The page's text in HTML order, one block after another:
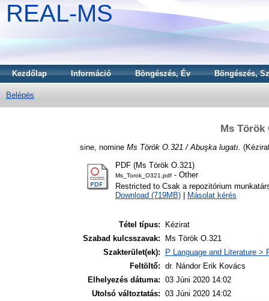
REAL-MS
Kezdőlap Információ Böngészés, Év Böngészés,
Belépés
Ms Török
sine, nomine Ms Török O.321 / Abuşka lugatı.
PDF (Ms Török O.321)
Ms_Torok_O321.pdf - Other
Restricted to Csak a repozitórium
Download (719MB)
Másolat kérés
Tétel típus:
Kézirat
Szabad kulcsszavak:
Ms Török O.321
Szakterület(ek):
P Language and Literature >
Feltöltő: dr. Nándor Erik Kovács
Elhelyezés dátuma: 03 Júni 2020 14:02
Utolsó változtatás: 03 Júni 2020 14:02